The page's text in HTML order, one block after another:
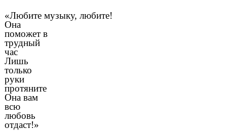
«Любите музыку, любите!
Она
поможет в
трудный
час
Лишь
только
руки
протяните
Она вам
всю
любовь
отдаст!»